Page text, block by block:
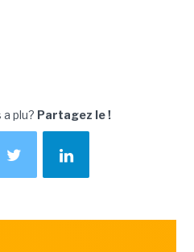
plu? Partagez le !